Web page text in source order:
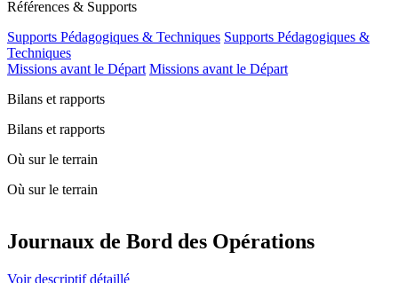
Références & Supports
Supports Pédagogiques & Techniques Supports Pédagogiques &
Techniques
Missions avant le Départ Missions avant le Départ
Bilans et rapports
Bilans et rapports
Où sur le terrain
Où sur le terrain
Journaux de Bord des Opérations
Voir descriptif détaillé